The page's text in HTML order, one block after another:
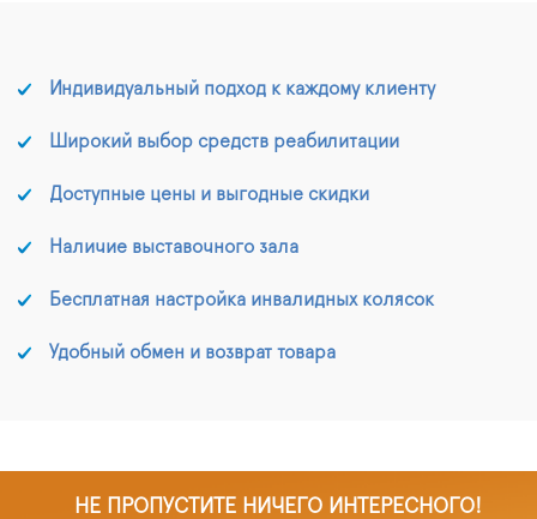
Индивидуальный подход к каждому клиенту
Широкий выбор средств реабилитации
Доступные цены и выгодные скидки
Наличие выставочного зала
Бесплатная настройка инвалидных колясок
Удобный обмен и возврат товара
НЕ ПРОПУСТИТЕ НИЧЕГО ИНТЕРЕСНОГО!